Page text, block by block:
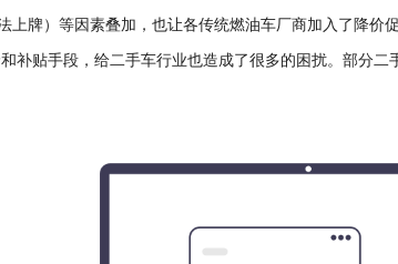
上牌）等因素叠加，也让各传统燃油车厂商加入了降价
补贴手段，给二手车行业也造成了很多的困扰。部分二